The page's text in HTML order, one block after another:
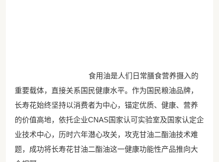
食用油是人们日常膳食营养摄入的
重要载体，直接关系国民健康水平。作为国民粮油品牌，
长寿花始终坚持以消费者为中心，锚定优质、健康、营养
的价值高地，依托企业CNAS国家认可实验室及国家认定企
业技术中心，历时六年潜心攻关，攻克甘油二酯油技术难
题，成功将长寿花甘油二酯油这一健康功能性产品推向大